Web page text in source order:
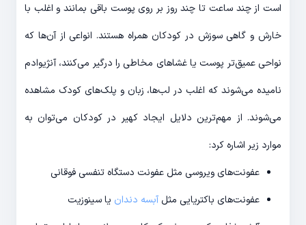
است از چند ساعت تا چند روز بر روی پوست باقی بمانند و اغلب با
خارش و گاهی سوزش در کودکان همراه هستند. انواعی از آن‌ها که
نواحی عمیق‌تر پوست یا غشاهای مخاطی را درگیر می‌کنند، آنژیوادم
نامیده می‌شوند که اغلب در لب‌ها، زبان و پلک‌های کودک مشاهده
می‌شوند. از مهم‌ترین دلایل ایجاد کهیر در کودکان می‌توان به
موارد زیر اشاره کرد:
عفونت‌های ویروسی مثل عفونت دستگاه تنفسی فوقانی
عفونت‌های باکتریایی مثل آبسه دندان یا سینوزیت